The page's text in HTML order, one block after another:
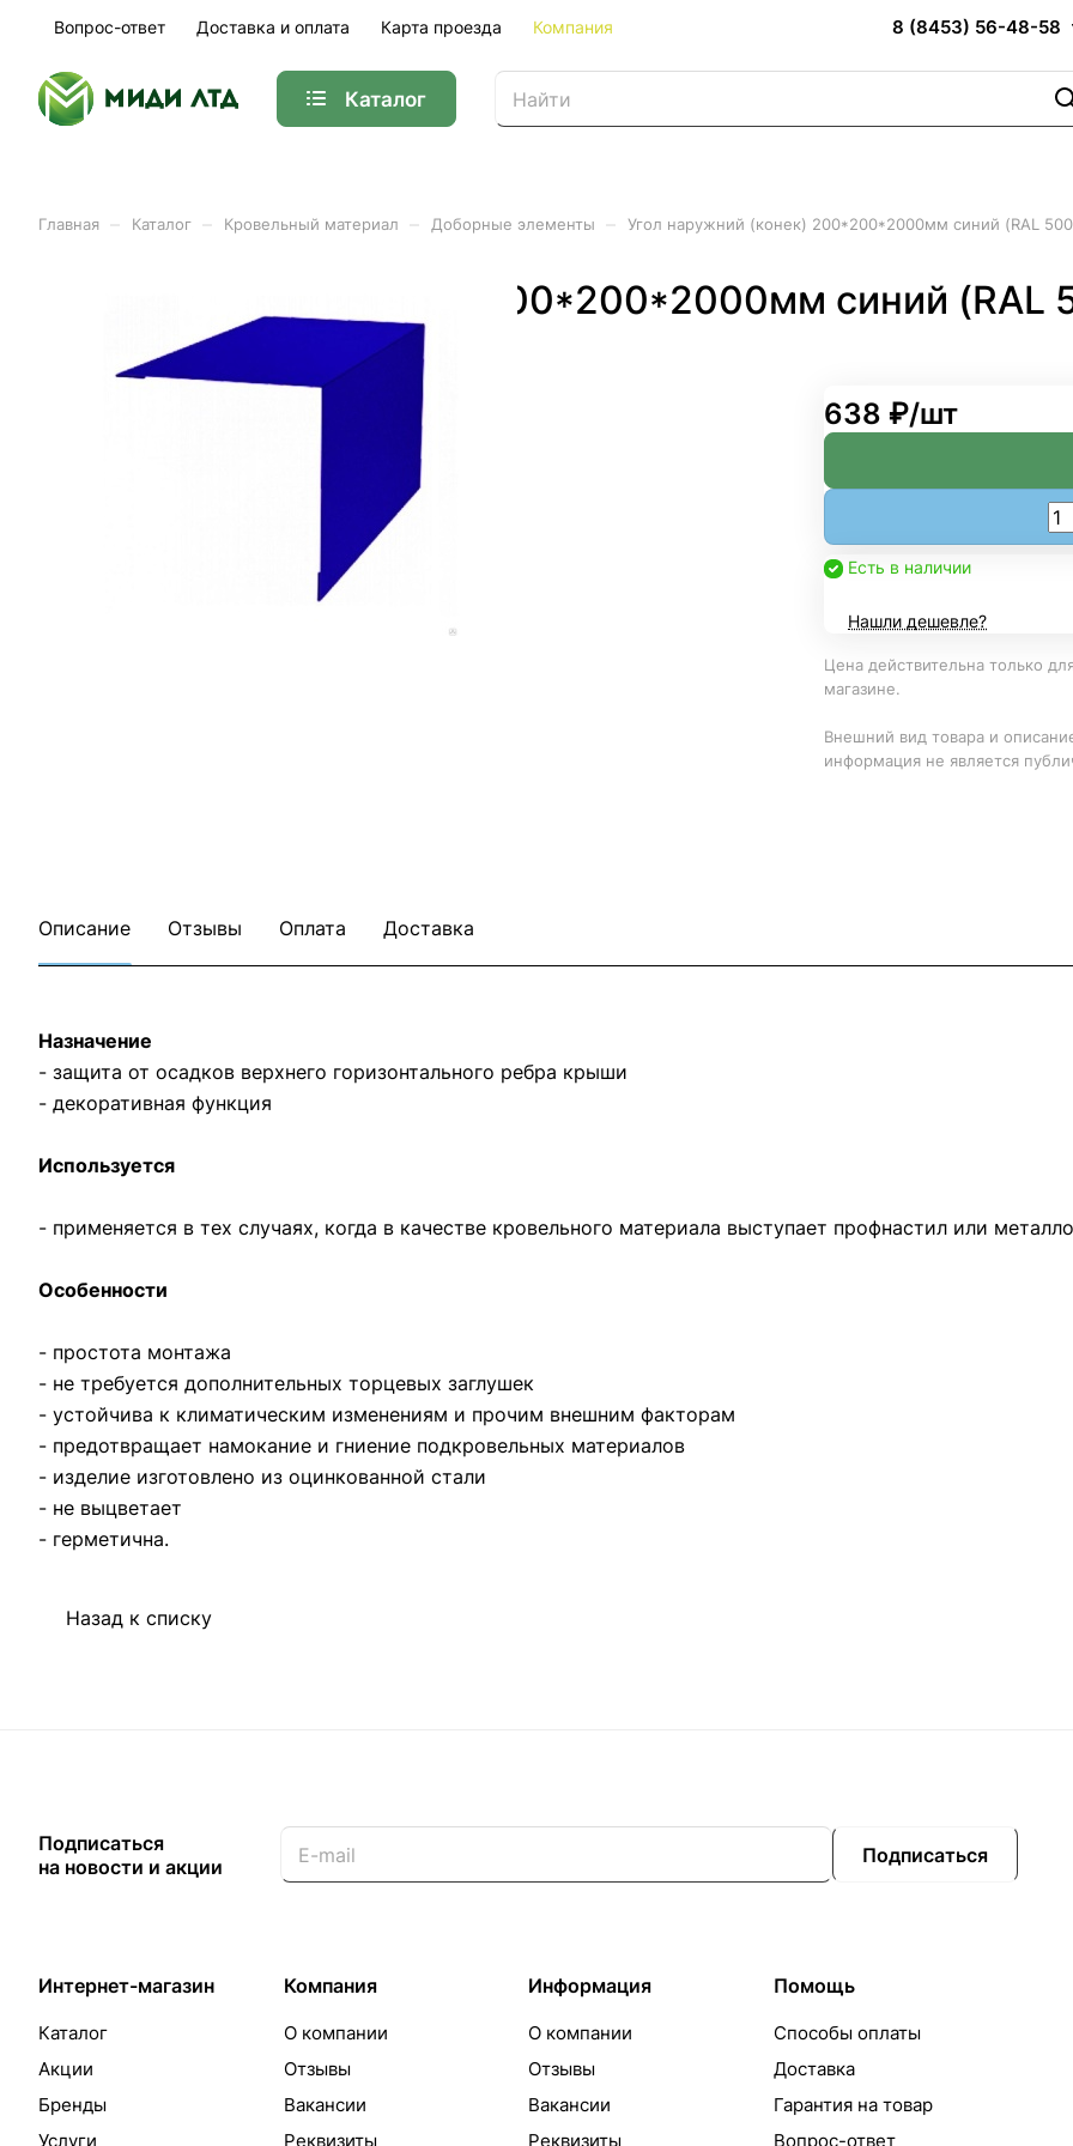
Вопрос-ответ Доставка и оплата Карта проезда Компания 8 (8453) 56-48-58
Каталог
Главная Каталог Кровельный материал Доборные элементы Угол наружний (конек) 200*200*2000мм синий (RAL
Угол наружний (конек) 200*200*2000мм синий (RAL
01-14256
638 ₽/шт
Есть в наличии
Нашли дешевле?
Цена действительна только
магазине.
Внешний вид товара и
информация не является
Описание Отзывы Оплата Доставка
Назначение
- защита от осадков верхнего горизонтального ребра крыши
- декоративная функция
Используется
- применяется в тех случаях, когда в качестве кровельного материала выступает профнастил или
Особенности
- простота монтажа
- не требуется дополнительных торцевых заглушек
- устойчива к климатическим изменениям и прочим внешним факторам
- предотвращает намокание и гниение подкровельных материалов
- изделие изготовлено из оцинкованной стали
- не выцветает
- герметична.
Назад к списку
Подписаться
на новости и акции
Подписаться
Интернет-магазин
Каталог
Акции
Бренды
Услуги
Компания
О компании
Отзывы
Вакансии
Реквизиты
Информация
О компании
Отзывы
Вакансии
Реквизиты
Помощь
Способы оплаты
Доставка
Гарантия на товар
Вопрос-ответ